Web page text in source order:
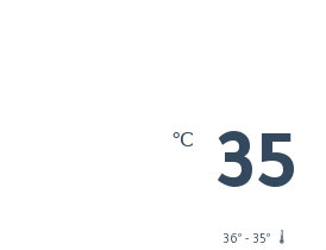
35
℃
36º - 35º